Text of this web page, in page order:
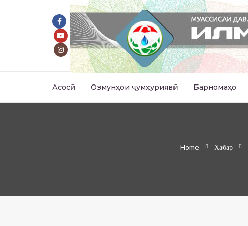
Асосӣ Озмунҳои ҷумҳуриявӣ Барномаҳо
Home Хабар